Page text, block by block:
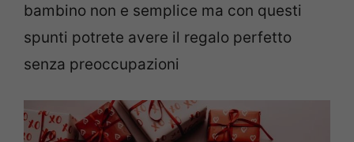
bambino non e semplice ma con questi
spunti potrete avere il regalo perfetto
senza preoccupazioni